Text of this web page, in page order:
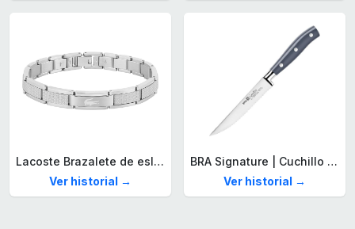
Lacoste Brazalete de eslabón para Hombre Colección STENCIL de Acero inoxidable
Ver historial →
BRA Signature | Cuchillo tomatero 120 mm, Acero Inoxidable alemán forjado con Molibdeno Vanadio, Mango Remachado ABS, Diseño Ergonómico, Hoja 1,6 mm espesor
Ver historial →